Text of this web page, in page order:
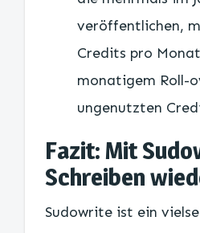
veröffentlichen,
Credits pro
monatigem Roll-
ungenutzten
Fazit: Mit
Schreiben
Sudowrite ist ein